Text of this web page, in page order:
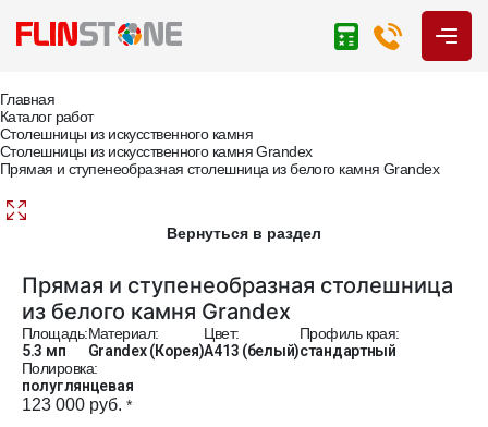
Главная
Каталог работ
Столешницы из искусственного камня
Столешницы из искусственного камня Grandex
Прямая и ступенеобразная столешница из белого камня Grandex
Вернуться в раздел
Прямая и ступенеобразная столешница
из белого камня Grandex
Площадь:
5.3 мп
Материал:
Grandex (Корея)
Цвет:
A413 (белый)
Профиль края:
стандартный
Полировка:
полуглянцевая
123 000 руб. *